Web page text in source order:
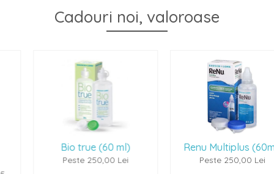
Cadouri noi, valoroase
Bio true (60 ml)
Peste 250,00 Lei
Renu Multiplus (60ml)
Peste 250,00 Lei